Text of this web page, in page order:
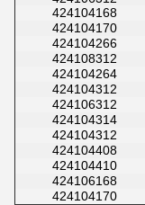
424104168
424104170
424104266
424108312
424104264
424104312
424106312
424104314
424104312
424104408
424104410
424106168
424104170